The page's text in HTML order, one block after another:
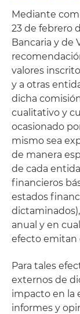
Mediante
23 de febrero
Bancaria y de
valores
y a otras
dicha
cualitativo y
ocasionado
mismo sea
de manera
de cada
financieros
estados
anual y en
efecto emitan
Para tales
externos de
impacto en la
informes y